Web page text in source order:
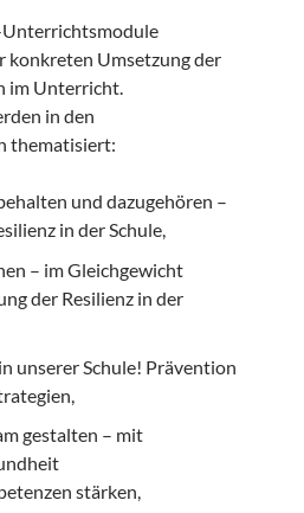
konkreten Umsetzung der
im Unterricht.
in den
thematisiert:
und dazugehören –
in der Schule,
– im Gleichgewicht
der Resilienz in der
unserer Schule! Prävention
gestalten – mit
stärken,